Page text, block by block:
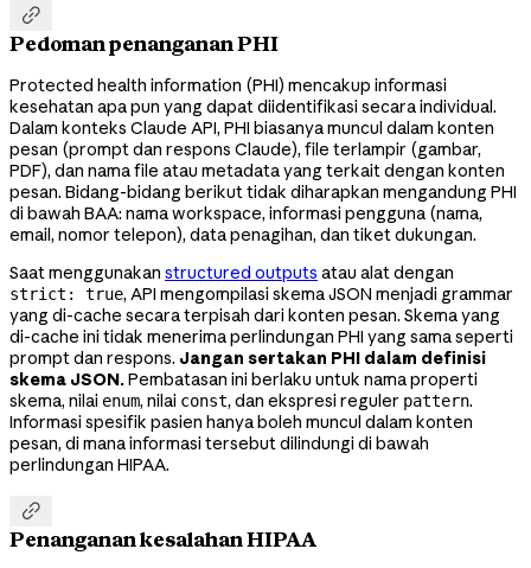

Pedoman penanganan PHI
Protected health information (PHI) mencakup informasi
kesehatan apa pun yang dapat diidentifikasi secara individual.
Dalam konteks Claude API, PHI biasanya muncul dalam konten
pesan (prompt dan respons Claude), file terlampir (gambar,
PDF), dan nama file atau metadata yang terkait dengan konten
pesan. Bidang-bidang berikut tidak diharapkan mengandung PHI
di bawah BAA: nama workspace, informasi pengguna (nama,
email, nomor telepon), data penagihan, dan tiket dukungan.
Saat menggunakan structured outputs atau alat dengan
strict: true, API mengompilasi skema JSON menjadi grammar
yang di-cache secara terpisah dari konten pesan. Skema yang
di-cache ini tidak menerima perlindungan PHI yang sama seperti
prompt dan respons. Jangan sertakan PHI dalam definisi
skema JSON.Pembatasan ini berlaku untuk nama properti
skema, nilai enum, nilai const, dan ekspresi reguler pattern.
Informasi spesifik pasien hanya boleh muncul dalam konten
pesan, di mana informasi tersebut dilindungi di bawah
perlindungan HIPAA.

Penanganan kesalahan HIPAA